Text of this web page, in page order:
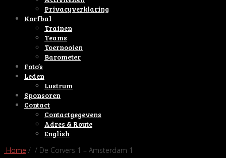
Privacyverklaring
Korfbal
Trainen
Teams
Toernooien
Barometer
Foto’s
Leden
Lustrum
Sponsoren
Contact
Contactgegevens
Adres & Route
English
Home / / De Corvers 1 – Amsterdam 1